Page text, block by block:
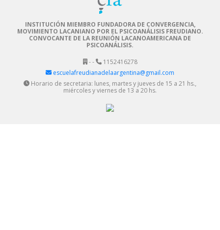
INSTITUCIÓN MIEMBRO FUNDADORA DE CONVERGENCIA,
MOVIMIENTO LACANIANO POR EL PSICOANÁLISIS FREUDIANO.
CONVOCANTE DE LA REUNIÓN LACANOAMERICANA DE
PSICOANÁLISIS.
- -
1152416278
escuelafreudianadelaargentina@gmail.com
Horario de secretaria: lunes, martes y jueves de 15 a 21 hs.,
miércoles y viernes de 13 a 20 hs.